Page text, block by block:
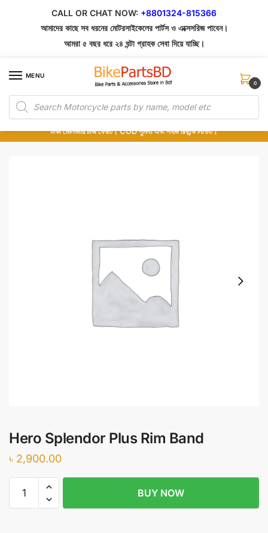
CALL OR CHAT NOW: +8801324-815366
আমাদের কাছে সব ধরনের মোটরসাইকেলের পার্টস ও এক্সেসরিজ পাবেন।
আমরা ৫ বছর ধরে ২৪ ঘন্টা গ্রাহক সেবা দিয়ে যাচ্ছি।
MENU
Products
search
0
১০০% অরিজিনাল পার্টস – শোরুম থেকে সরাসরি সংগ্রহ এবং শুধুমাত্র কুরিয়ার সার্ভিসে ডেলিভারি।
অর্ডার করার পর পার্টের ছবি দেখুন। পছন্দ হলে Cash on Delivery দিন, না হলে ৫ মিনিটে ১৯৯
টাকা ডেলিভারি চার্জ ফেরত। COD সুবিধা এবং সহজ রিফান্ড নিশ্চিত।
Hero Splendor Plus Rim Band
৳ 2,900.00
Splendor
BUY NOW